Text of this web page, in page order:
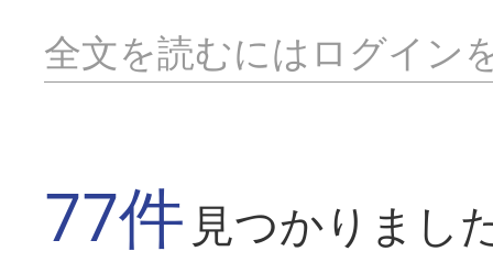
全文を読むにはログイン
77件 見つかりまし